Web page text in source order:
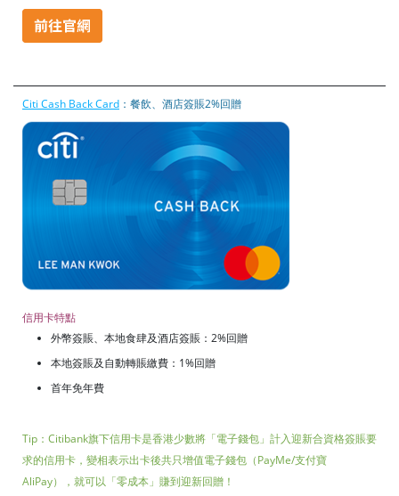
Citi Cash Back Card ：餐飲、酒店簽賬2%回贈
信用卡特點
外幣簽賬、本地食肆及酒店簽賬：2%回贈
本地簽賬及自動轉賬繳費：1%回贈
首年免年費
Tip：Citibank旗下信用卡是香港少數將「電子錢包」計入迎新合資格簽賬要
求的信用卡，變相表示出卡後共只增值電子錢包（PayMe/支付寶
AliPay），就可以「零成本」賺到迎新回贈！